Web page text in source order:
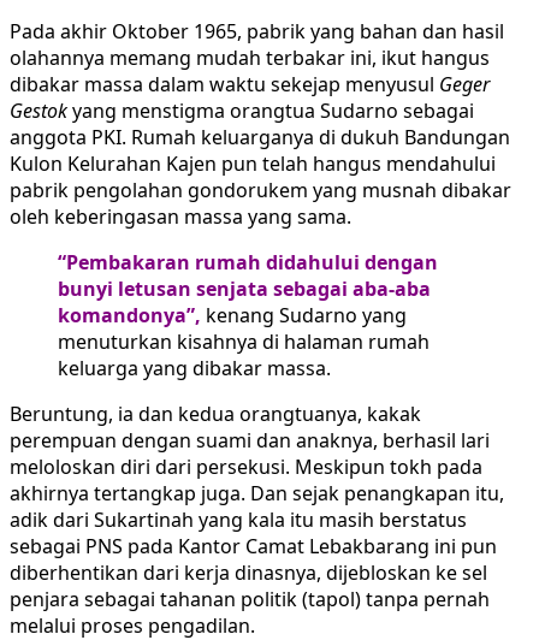
Pada akhir Oktober 1965, pabrik yang bahan dan hasil
olahannya memang mudah terbakar ini, ikut hangus
dibakar massa dalam waktu sekejap menyusul Geger
Gestokyang menstigma orangtua Sudarno sebagai
anggota PKI. Rumah keluarganya di dukuh Bandungan
Kulon Kelurahan Kajen pun telah hangus mendahului
pabrik pengolahan gondorukem yang musnah dibakar
oleh keberingasan massa yang sama.
“Pembakaran rumah didahului dengan
bunyi letusan senjata sebagai aba-aba
komandonya”, kenang Sudarno yang
menuturkan kisahnya di halaman rumah
keluarga yang dibakar massa.
Beruntung, ia dan kedua orangtuanya, kakak
perempuan dengan suami dan anaknya, berhasil lari
meloloskan diri dari persekusi. Meskipun tokh pada
akhirnya tertangkap juga. Dan sejak penangkapan itu,
adik dari Sukartinah yang kala itu masih berstatus
sebagai PNS pada Kantor Camat Lebakbarang ini pun
diberhentikan dari kerja dinasnya, dijebloskan ke sel
penjara sebagai tahanan politik (tapol) tanpa pernah
melalui proses pengadilan.